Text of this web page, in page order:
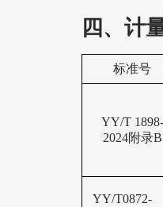
四、计
标准号
YY/T 1898-
2024附录B
YY/T0872-